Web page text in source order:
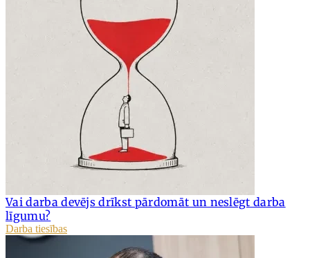
Vai darba devējs drīkst pārdomāt un neslēgt darba
līgumu?
Darba tiesības